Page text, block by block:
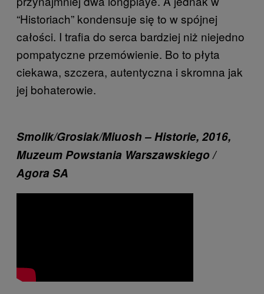
“Historiach” kondensuje się to w spójnej
całości. I trafia do serca bardziej niż niejedno
pompatyczne przemówienie. Bo to płyta
ciekawa, szczera, autentyczna i skromna jak
jej bohaterowie.
Smolik/Grosiak/Miuosh – Historie, 2016,
Muzeum Powstania Warszawskiego /
Agora SA